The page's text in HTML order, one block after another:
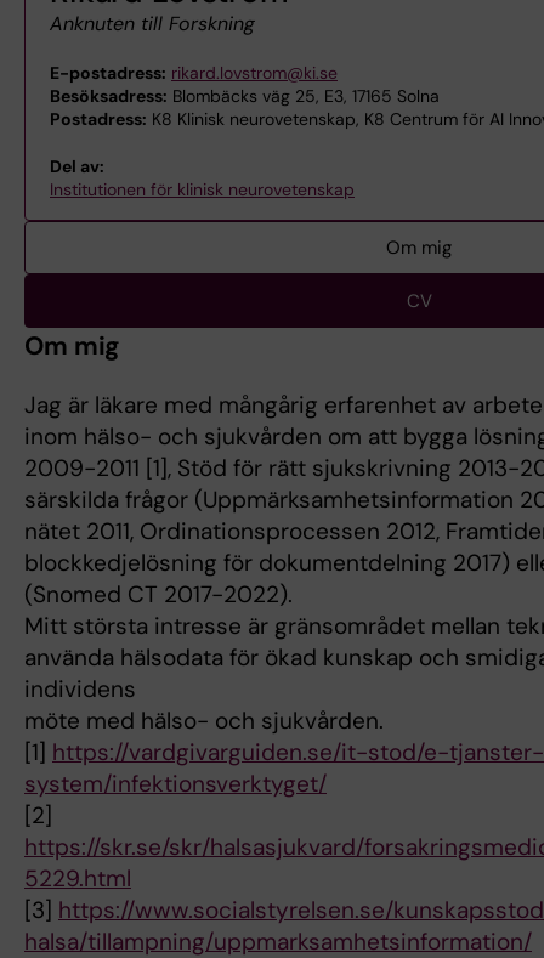
Anknuten till Forskning
E-postadress: rikard.lovstrom@ki.se
Besöksadress: Blombäcks väg 25, E3, 17165 Solna
Postadress: K8 Klinisk neurovetenskap, K8 Centrum för AI
Del av:
Institutionen för klinisk neurovetenskap
Om mig
CV
Om mig
Jag är läkare med mångårig erfarenhet av
inom hälso- och sjukvården om att bygga
2009-2011 [1], Stöd för rätt sjukskrivning 2013-
särskilda frågor (Uppmärksamhetsinformation
nätet 2011, Ordinationsprocessen 2012,
blockkedjelösning för dokumentdelning 2017)
(Snomed CT 2017-2022).
Mitt största intresse är gränsområdet mellan
använda hälsodata för ökad kunskap och
individens
möte med hälso- och sjukvården.
[1] https://vardgivarguiden.se/it-stod/e-
system/infektionsverktyget/
[2]
https://skr.se/skr/halsasjukvard/
5229.html
[3] https://www.socialstyrelsen.se/
halsa/tillampning/uppmarksamhetsinformation/